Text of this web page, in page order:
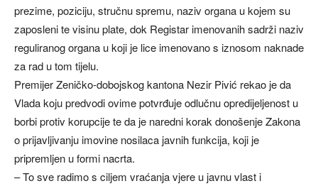
prezime, poziciju, stručnu spremu, naziv organa u kojem su
zaposleni te visinu plate, dok Registar imenovanih sadrži naziv
reguliranog organa u koji je lice imenovano s iznosom naknade
za rad u tom tijelu.
Premijer Zeničko-dobojskog kantona Nezir Pivić rekao je da
Vlada koju predvodi ovime potvrđuje odlučnu opredijeljenost u
borbi protiv korupcije te da je naredni korak donošenje Zakona
o prijavljivanju imovine nosilaca javnih funkcija, koji je
pripremljen u formi nacrta.
– To sve radimo s ciljem vraćanja vjere u javnu vlast i